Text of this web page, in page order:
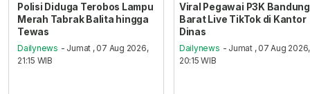
Polisi Diduga Terobos Lampu
Merah Tabrak Balita hingga
Tewas
Dailynews - Jumat , 07 Aug 2026,
21:15 WIB
Viral Pegawai P3K Bandung
Barat Live TikTok di Kantor
Dinas
Dailynews - Jumat , 07 Aug 2026,
20:15 WIB